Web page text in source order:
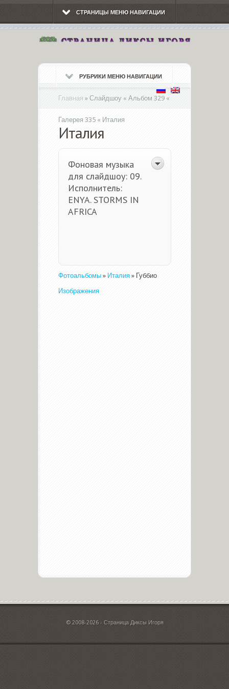
СТРАНИЦЫ МЕНЮ НАВИГАЦИИ
РУБРИКИ МЕНЮ НАВИГАЦИИ
Главная » Слайдшоу « Альбом 329 «
Галерея 335 « Италия
Италия
Фоновая музыка
для слайдшоу: 09.
Исполнитель:
ENYA. STORMS IN
AFRICA
Фотоальбомы » Италия » Губбио
Изображения
© 2008-2026 - Страница Диксы Игоря